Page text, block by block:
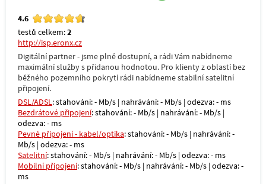
4.6
testů celkem:2
http://isp.eronx.cz
Digitální partner - jsme plně dostupní, a rádi Vám nabídneme
maximální služby s přidanou hodnotou. Pro klienty z oblastí bez
běžného pozemního pokrytí rádi nabídneme stabilní satelitní
připojení.
DSL/ADSL: stahování: - Mb/s | nahrávání: - Mb/s | odezva: - ms
Bezdrátové připojení: stahování: - Mb/s | nahrávání: - Mb/s |
odezva: - ms
Pevné připojení - kabel/optika: stahování: - Mb/s | nahrávání: -
Mb/s | odezva: - ms
Satelitní: stahování: - Mb/s | nahrávání: - Mb/s | odezva: - ms
Mobilní připojení: stahování: - Mb/s | nahrávání: - Mb/s | odezva: -
ms